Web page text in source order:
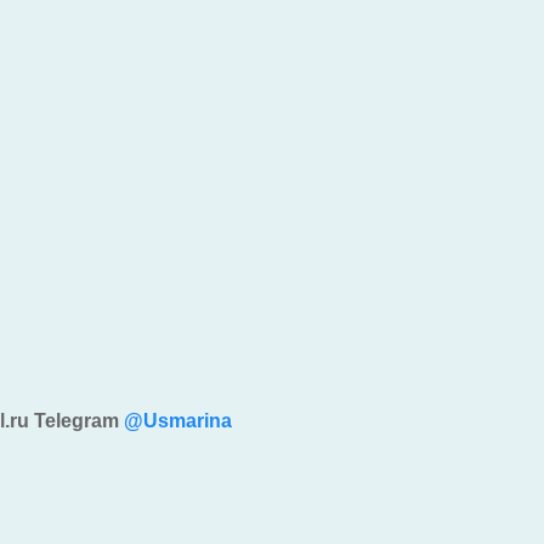
Telegram @Usmarina